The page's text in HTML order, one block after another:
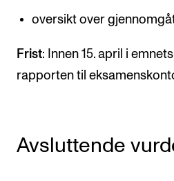
oversikt over
Frist: Innen 15. april i
rapporten til
Avsluttende